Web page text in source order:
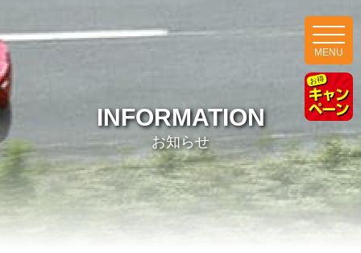
MENU
INFORMATION
お知らせ